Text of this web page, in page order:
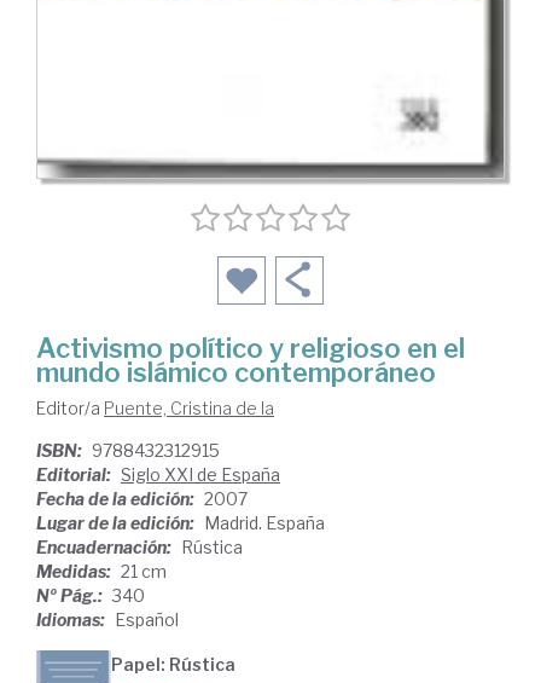
Activismo político y religioso en el
mundo islámico contemporáneo
Editor/a Puente, Cristina de la
ISBN: 9788432312915
Editorial: Siglo XXI de España
Fecha de la edición: 2007
Lugar de la edición: Madrid. España
Encuadernación: Rústica
Medidas: 21 cm
Nº Pág.: 340
Idiomas: Español
Papel: Rústica